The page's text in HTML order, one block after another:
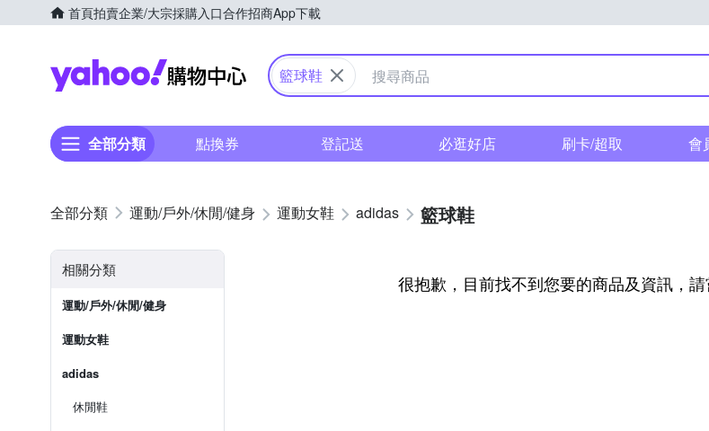
首頁拍賣企業/大宗採購入口合作招商App下載
Yahoo購物中心
籃球鞋
全部分類 點換券 登記送 必逛好店 刷卡/超取 會
運動/戶外/休閒/健身 運動女鞋 adidas 籃球鞋
相關分類
運動/戶外/休閒/健身
運動女鞋
adidas
休閒鞋
很抱歉，目前找不到您要的商品及資訊，